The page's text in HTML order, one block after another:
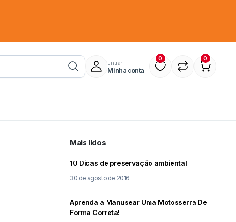
Entrar
Minha conta
0 0
Mais lidos
10 Dicas de preservação ambiental
30 de agosto de 2016
Aprenda a Manusear Uma Motosserra De
Forma Correta!